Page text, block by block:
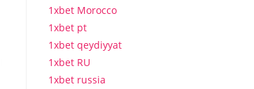
1xbet Morocco
1xbet pt
1xbet qeydiyyat
1xbet RU
1xbet russia